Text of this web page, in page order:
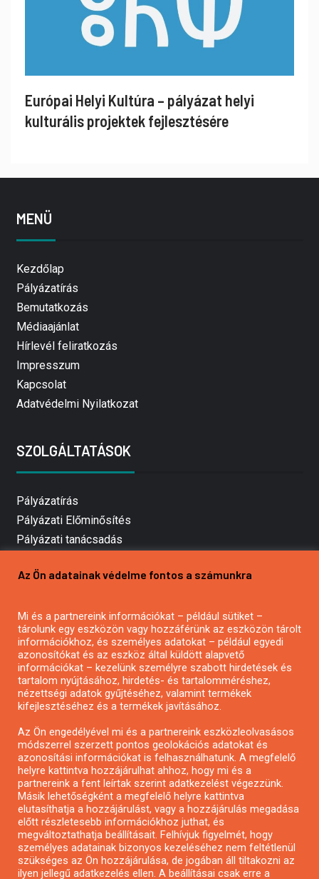
Európai Helyi Kultúra – pályázat helyi
kulturális projektek fejlesztésére
MENÜ
Kezdőlap
Pályázatírás
Bemutatkozás
Médiaajánlat
Hírlevél feliratkozás
Impresszum
Kapcsolat
Adatvédelmi Nyilatkozat
SZOLGÁLTATÁSOK
Pályázatírás
Pályázati Előminősítés
Pályázati tanácsadás
Mezőgazdasági pályázatírás
Pályázatírás civil szervezeteknek
Pályázatírás önkormányzatoknak
Pályázatfigyelés
Specifikus pályázatfigyelés vagy hírlevél
Pályázatok magánszemélyeknek
Pályázatok civil szervezeteknek
Pályázatok vállalkozásoknak
Önkormányzati pályázatok
Mezőgazdasági pályázatok
Falusi turizmus pályázatok
Az Ön adatainak védelme fontos a számunkra
Mi és a partnereink információkat – például sütiket –
tárolunk egy eszközön vagy hozzáférünk az eszközön tárolt
információkhoz, és személyes adatokat – például egyedi
azonosítókat és az eszköz által küldött alapvető
információkat – kezelünk személyre szabott hirdetések és
tartalom nyújtásához, hirdetés- és tartalomméréshez,
nézettségi adatok gyűjtéséhez, valamint termékek
kifejlesztéséhez és a termékek javításához.
Az Ön engedélyével mi és a partnereink eszközleolvasásos
módszerrel szerzett pontos geolokációs adatokat és
azonosítási információkat is felhasználhatunk. A megfelelő
helyre kattintva hozzájárulhat ahhoz, hogy mi és a
partnereink a fent leírtak szerint adatkezelést végezzünk.
Másik lehetőségként a megfelelő helyre kattintva
elutasíthatja a hozzájárulást, vagy a hozzájárulás megadása
előtt részletesebb információkhoz juthat, és
megváltoztathatja beállításait. Felhívjuk figyelmét, hogy
személyes adatainak bizonyos kezeléséhez nem feltétlenül
szükséges az Ön hozzájárulása, de jogában áll tiltakozni az
ilyen jellegű adatkezelés ellen. A beállításai csak erre a